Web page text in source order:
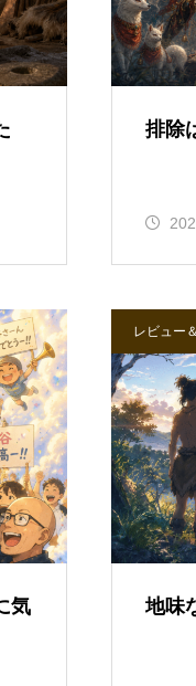
排除
気
レビュー
地味